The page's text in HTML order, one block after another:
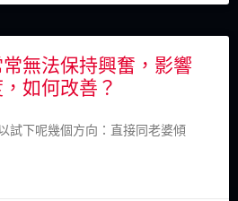
無法保持興奮，影響
如何改善？
試下呢幾個方向：直接同老婆傾